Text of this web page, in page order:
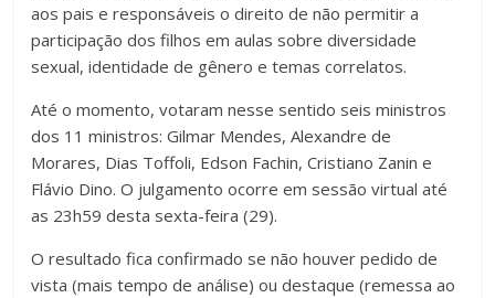
aos pais e responsáveis o direito de não permitir a
participação dos filhos em aulas sobre diversidade
sexual, identidade de gênero e temas correlatos.
Até o momento, votaram nesse sentido seis ministros
dos 11 ministros: Gilmar Mendes, Alexandre de
Morares, Dias Toffoli, Edson Fachin, Cristiano Zanin e
Flávio Dino. O julgamento ocorre em sessão virtual até
as 23h59 desta sexta-feira (29).
O resultado fica confirmado se não houver pedido de
vista (mais tempo de análise) ou destaque (remessa ao